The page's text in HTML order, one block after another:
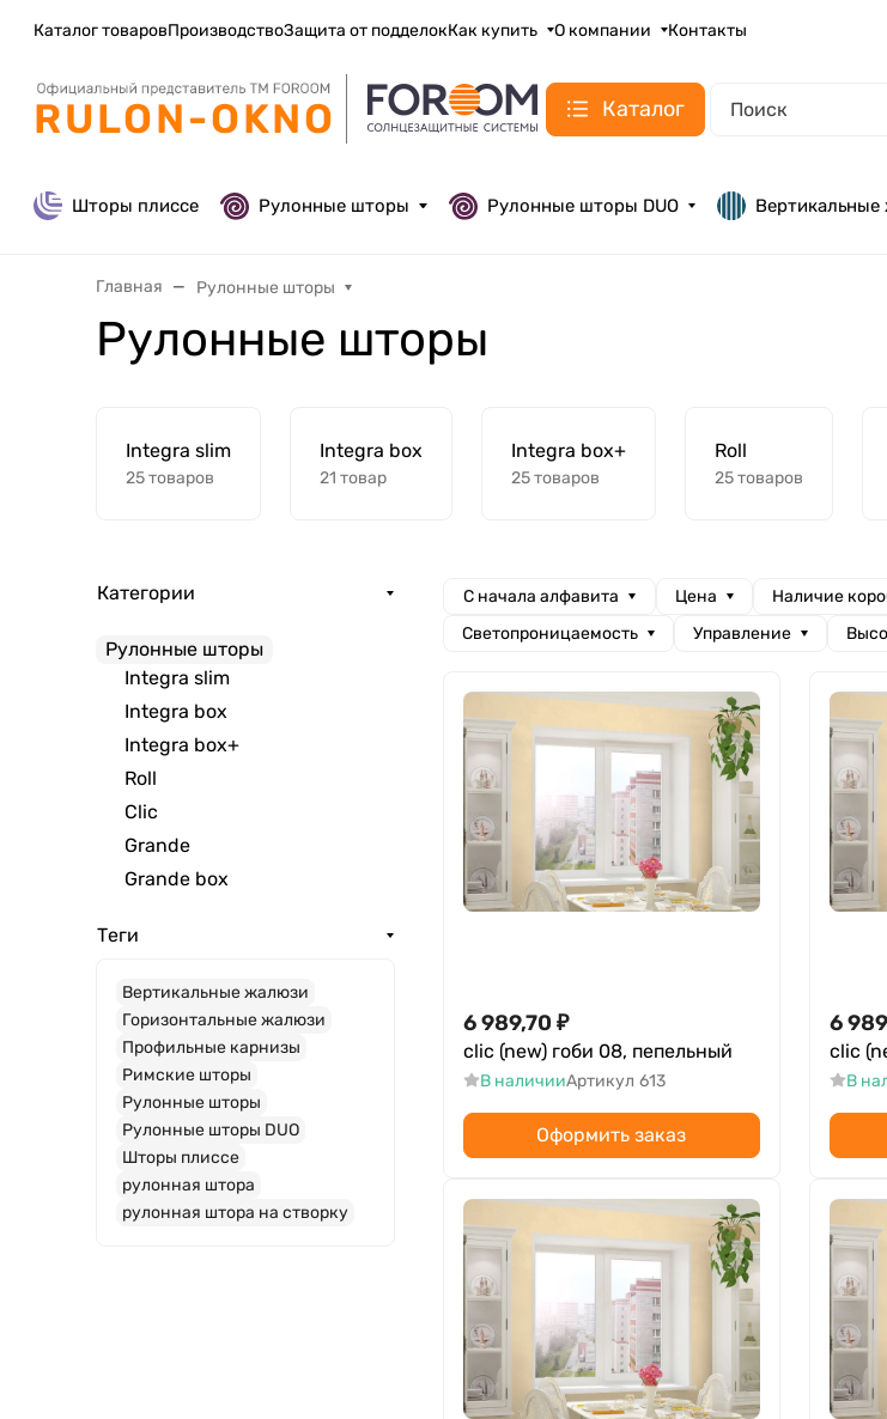
Каталог товаровПроизводствоЗащита от подделокКак купить О компании Контакты
Каталог
Шторы плиссе Рулонные шторы Рулонные шторы DUO
Главная Рулонные шторы
Рулонные шторы
Integra slim
25 товаров
Integra box
21 товар
Integra box+
25 товаров
Roll
25 товаров
Категории
Рулонные шторы
Integra slim
Integra box
Integra box+
Roll
Clic
Grande
Grande box
Теги
Вертикальные жалюзи
Горизонтальные жалюзи
Профильные карнизы
Римские шторы
Рулонные шторы
Рулонные шторы DUO
Шторы плиссе
рулонная штора
рулонная штора на створку
С начала алфавита Цена Наличие
Светопроницаемость
Управление
6 989,70 ₽
clic (new) гоби 08, пепельный
В наличииАртикул 613
Оформить заказ
6
clic
В